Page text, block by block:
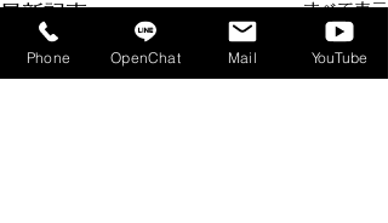
最新記事 すべて表示
Phone OpenChat Mail YouTube